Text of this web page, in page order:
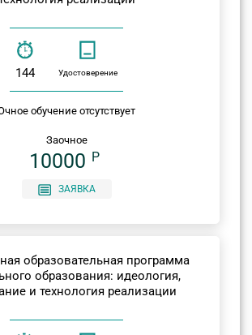
144 Удостоверение
обучение отсутствует
Заочное
10000 P
ЗАЯВКА
образовательная программа
образования: идеология,
и технология реализации